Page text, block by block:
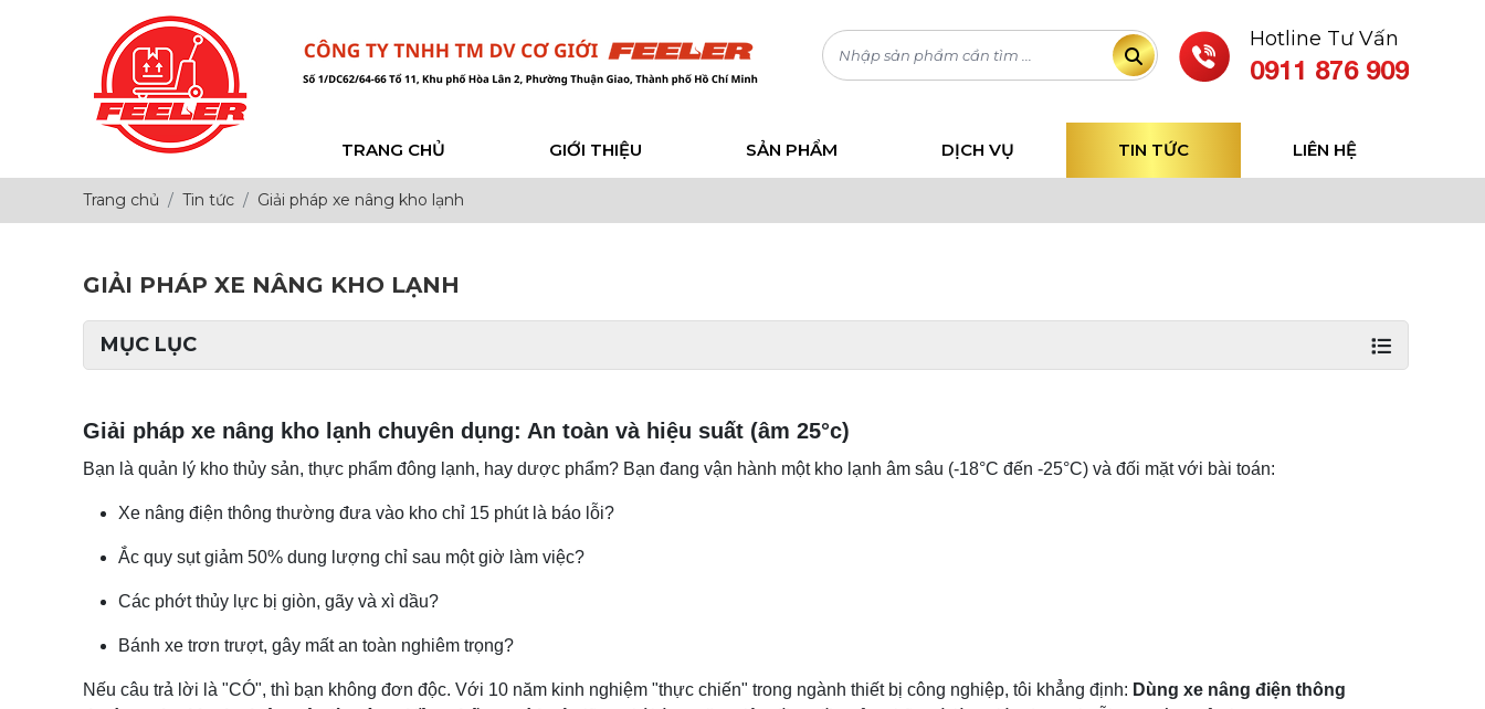
Hotline Tư Vấn
0911 876 909
TRANG CHỦ GIỚI THIỆU SẢN PHẨM DỊCH VỤ TIN TỨC LIÊN HỆ
Trang chủ Tin tức Giải pháp xe nâng kho lạnh
GIẢI PHÁP XE NÂNG KHO LẠNH
MỤC LỤC
Giải pháp xe nâng kho lạnh chuyên dụng: An toàn và hiệu suất (âm 25°c)
Bạn là quản lý kho thủy sản, thực phẩm đông lạnh, hay dược phẩm? Bạn đang vận hành một kho lạnh âm sâu (-18°C đến -25°C) và đối mặt với bài toán:
Xe nâng điện thông thường đưa vào kho chỉ 15 phút là báo lỗi?
Ắc quy sụt giảm 50% dung lượng chỉ sau một giờ làm việc?
Các phớt thủy lực bị giòn, gãy và xì dầu?
Bánh xe trơn trượt, gây mất an toàn nghiêm trọng?
Nếu câu trả lời là "CÓ", thì bạn không đơn độc. Với 10 năm kinh nghiệm "thực chiến" trong ngành thiết bị công nghiệp, tôi khẳng định: Dùng xe nâng điện thông